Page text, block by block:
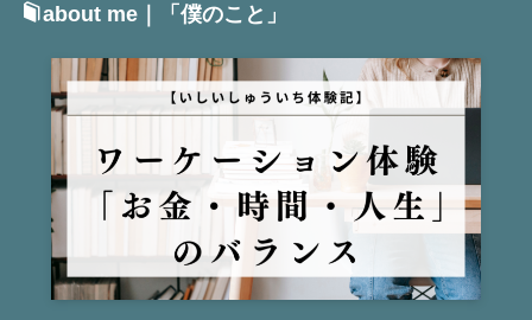
about me｜「僕のこと」